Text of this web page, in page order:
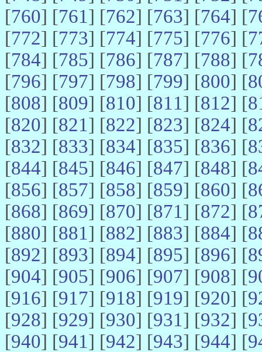
[760] [761] [762] [763] [764] [
[772] [773] [774] [775] [776] [
[784] [785] [786] [787] [788] [
[796] [797] [798] [799] [800] [
[808] [809] [810] [811] [812] [
[820] [821] [822] [823] [824] [
[832] [833] [834] [835] [836] [
[844] [845] [846] [847] [848] [
[856] [857] [858] [859] [860] [
[868] [869] [870] [871] [872] [
[880] [881] [882] [883] [884] [
[892] [893] [894] [895] [896] [
[904] [905] [906] [907] [908] [
[916] [917] [918] [919] [920] [
[928] [929] [930] [931] [932] [
[940] [941] [942] [943] [944] [